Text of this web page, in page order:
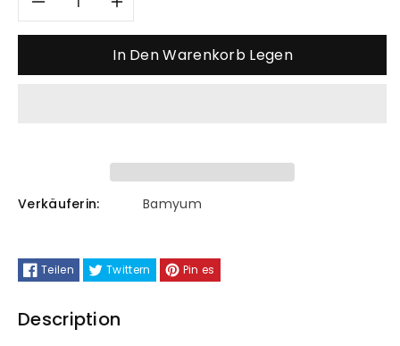
Verringere
Honigfarbene
Glas-
Stehlampe
Erhöhe
die
Honigfarbene
Glas-
Stehlampe
In Den Warenkorb Legen
Verkäuferin: Bamyum
Teilen Twittern Pin es
Description